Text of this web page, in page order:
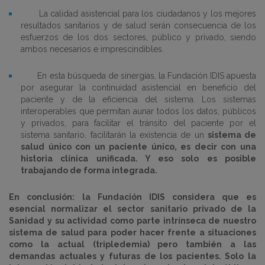
La calidad asistencial para los ciudadanos y
los mejores
resultados sanitarios y de salud serán consecuencia de los
esfuerzos de los dos sectores, público y privado, siendo
ambos necesarios e imprescindibles.
En esta búsqueda de sinergias, l a Fundación IDIS apuesta
por asegurarla continuidad asistencial en beneficio de
paciente y dela eficiencia del sistema.
Los sistemas
interoperables que permitan aunar todos los datos, públicos
y privados, para facilitar el tránsito del paciente por el
sistema sanitario
facilitarán la existencia de un sistema de
salud único con un paciente único, es decir con una
historia clínica unificada. Y eso solo es posible
trabajando de forma integrada.
En conclusión:
la Fundación IDIS considera que es
esencial normalizar el sector sanitario privado de la
Sanidad y su actividad como parte intrínseca de nuestro
sistema de salud para poder hacer frente a situaciones
como la actual (tripledemia) pero también a las
demandas actuales y futuras de los pacientes. Solo la